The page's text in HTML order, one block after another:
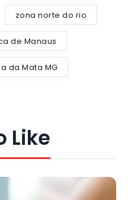
zona norte do rio
de Manaus
da Mata MG
Like